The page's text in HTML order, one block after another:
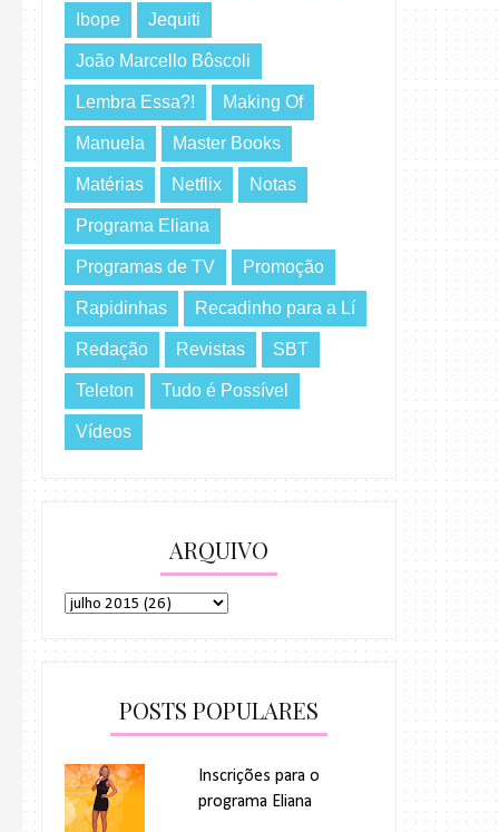
Ibope Jequiti
João Marcello Bôscoli
Lembra Essa?! Making Of
Manuela Master Books
Matérias Netflix Notas
Programa Eliana
Programas de TV Promoção
Rapidinhas Recadinho para a Lí
Redação Revistas SBT
Teleton Tudo é Possível
Vídeos
ARQUIVO
POSTS POPULARES
Inscrições para o
programa Eliana